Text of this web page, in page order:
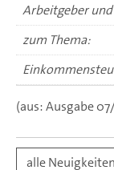
Arbeitgeber
zum Thema:
(aus: Ausgabe
alle Neuigkeiten